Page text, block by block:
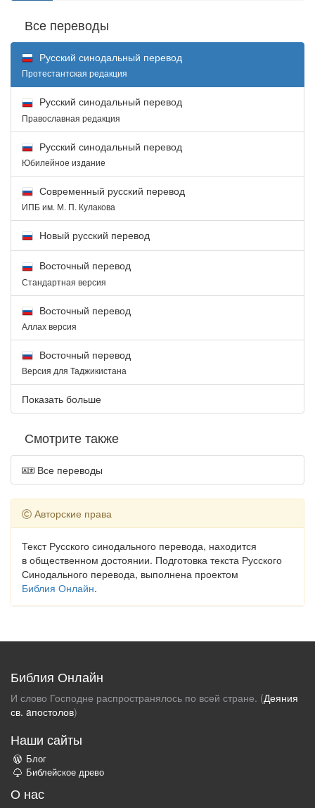
Все переводы
Русский синодальный перевод
Протестантская редакция
Русский синодальный перевод
Православная редакция
Русский синодальный перевод
Юбилейное издание
Современный русский перевод
ИПБ им. М. П. Кулакова
Новый русский перевод
Восточный перевод
Стандартная версия
Восточный перевод
Аллах версия
Восточный перевод
Версия для Таджикистана
Показать больше
Смотрите также
Все переводы
Авторские права
Текст Русского синодального перевода, находится
в общественном достоянии. Подготовка текста Русского
Синодального перевода, выполнена проектом
Библия Онлайн.
Библия Онлайн
И слово Господне распространялось по всей стране. (Деяния
св. aпостолов)
Наши сайты
Блог
Библейское древо
О нас